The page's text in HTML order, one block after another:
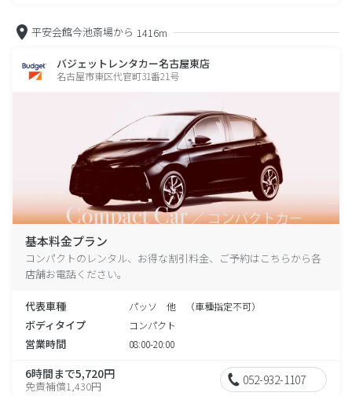
平安会館今池斎場から 1416m
バジェットレンタカー名古屋東店
名古屋市東区代官町31番21号
基本料金プラン
コンパクトのレンタル、お得な割引料金、ご予約はこちらから各
店舗お電話ください。
代表車種 パッソ 他 （車種指定不可）
ボディタイプ コンパクト
営業時間 08:00-20:00
6時間まで5,720円
免責補償1,430円 052-932-1107